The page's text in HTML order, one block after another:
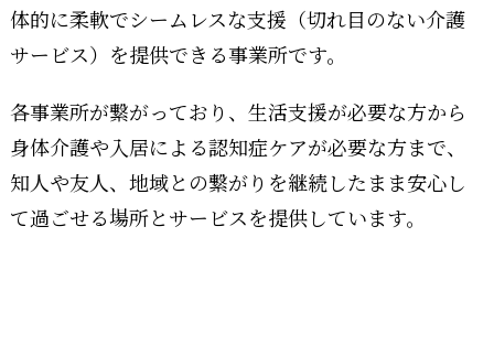
体的に柔軟でシームレスな支援（切れ目のない介護
サービス）を提供できる事業所です。
各事業所が繋がっており、生活支援が必要な方から
身体介護や入居による認知症ケアが必要な方まで、
知人や友人、地域との繋がりを継続したまま安心し
て過ごせる場所とサービスを提供しています。